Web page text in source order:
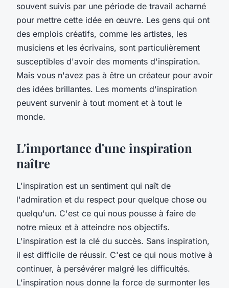
souvent suivis par une période de travail acharné
pour mettre cette idée en œuvre. Les gens qui ont
des emplois créatifs, comme les artistes, les
musiciens et les écrivains, sont particulièrement
susceptibles d'avoir des moments d'inspiration.
Mais vous n'avez pas à être un créateur pour avoir
des idées brillantes. Les moments d'inspiration
peuvent survenir à tout moment et à tout le
monde.
L'importance d'une inspiration
naître
L'inspiration est un sentiment qui naît de
l'admiration et du respect pour quelque chose ou
quelqu'un. C'est ce qui nous pousse à faire de
notre mieux et à atteindre nos objectifs.
L'inspiration est la clé du succès. Sans inspiration,
il est difficile de réussir. C'est ce qui nous motive à
continuer, à persévérer malgré les difficultés.
L'inspiration nous donne la force de surmonter les